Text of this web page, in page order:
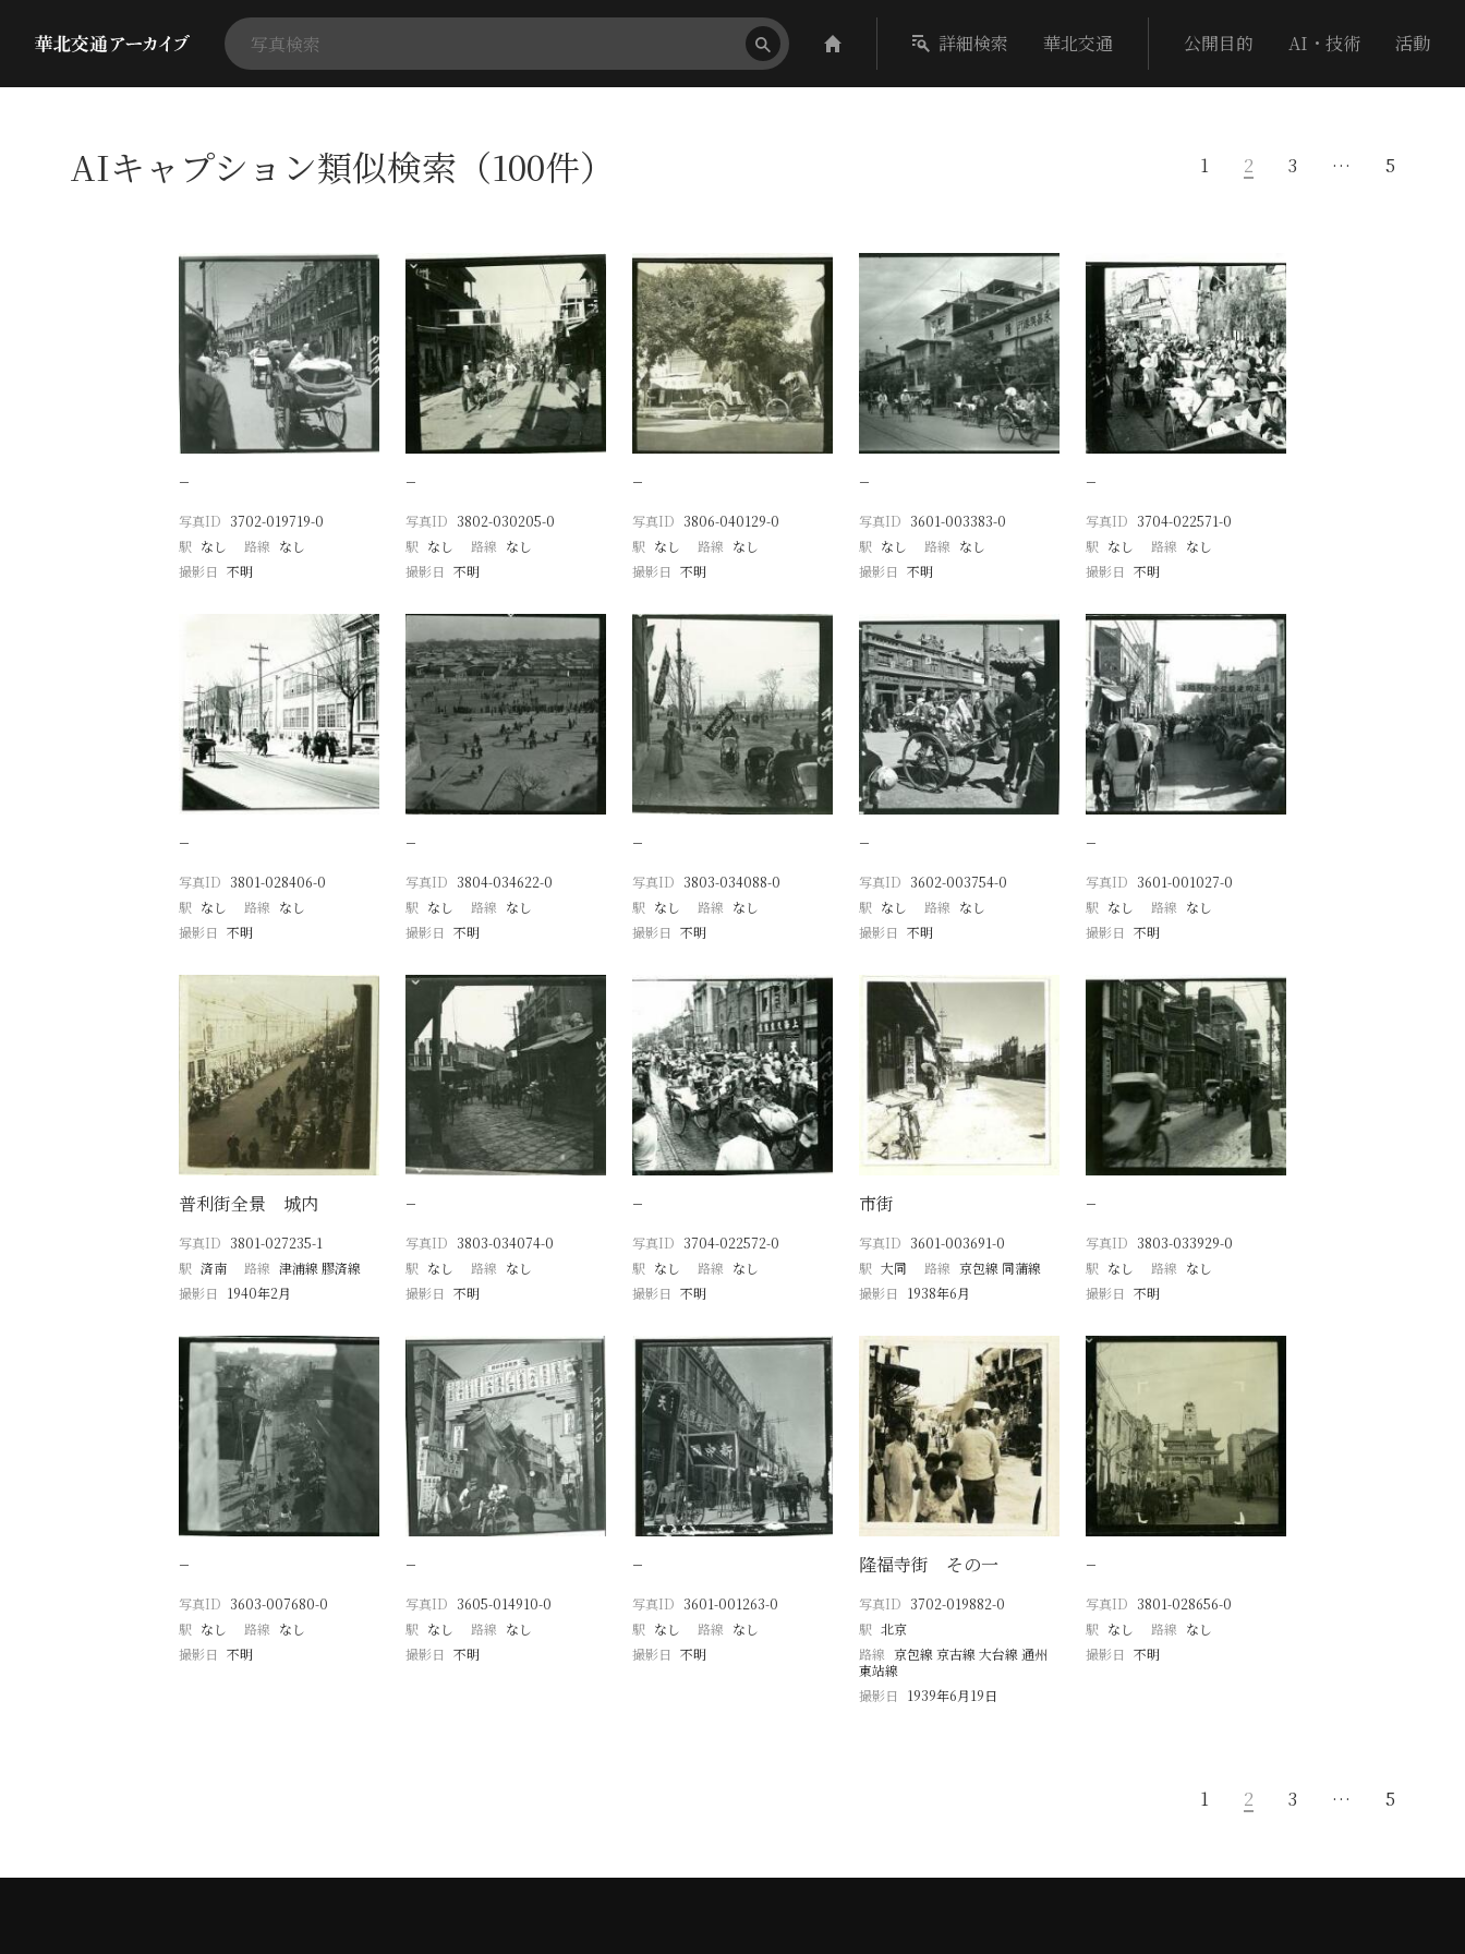
詳細検索 華北交通 公開目的 AI・技術 活動
AIキャプション類似検索（100件） 1 2 3 … 5
−
写真ID 3702-019719-0
駅 なし 路線 なし
撮影日 不明
−
写真ID 3802-030205-0
駅 なし 路線 なし
撮影日 不明
−
写真ID 3806-040129-0
駅 なし 路線 なし
撮影日 不明
−
写真ID 3601-003383-0
駅 なし 路線 なし
撮影日 不明
−
写真ID 3704-022571-0
駅 なし 路線 なし
撮影日 不明
−
写真ID 3801-028406-0
駅 なし 路線 なし
撮影日 不明
−
写真ID 3804-034622-0
駅 なし 路線 なし
撮影日 不明
−
写真ID 3803-034088-0
駅 なし 路線 なし
撮影日 不明
−
写真ID 3602-003754-0
駅 なし 路線 なし
撮影日 不明
−
写真ID 3601-001027-0
駅 なし 路線 なし
撮影日 不明
普利街全景 城内
写真ID 3801-027235-1
駅 済南 路線 津浦線 膠済線
撮影日
1940年2月
−
写真ID 3803-034074-0
駅 なし 路線 なし
撮影日 不明
−
写真ID 3704-022572-0
駅 なし 路線 なし
撮影日 不明
市街
写真ID 3601-003691-0
駅 大同 路線 京包線 同蒲線
撮影日
1938年6月
−
写真ID 3803-033929-0
駅 なし 路線 なし
撮影日 不明
−
写真ID 3603-007680-0
駅 なし 路線 なし
撮影日 不明
−
写真ID 3605-014910-0
駅 なし 路線 なし
撮影日 不明
−
写真ID 3601-001263-0
駅 なし 路線 なし
撮影日 不明
隆福寺街 その一
写真ID 3702-019882-0
駅 北京
路線 京包線 京古線 大台線 通州
東站線
撮影日
1939年6月19日
−
写真ID 3801-028656-0
駅 なし 路線 なし
撮影日 不明
1 2 3 … 5